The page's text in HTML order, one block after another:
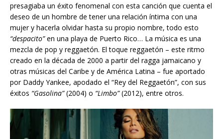
presagiaba un éxito fenomenal con esta canción que cuenta el
deseo de un hombre de tener una relación íntima con una
mujer y hacerla olvidar hasta su propio nombre, todo esto
“despacito”en una playa de Puerto Rico… La música es una
mezcla de pop y reggaetón. El toque reggaetón – este ritmo
creado en la década de 2000 a partir del ragga jamaicano y
otras músicas del Caribe y de América Latina – fue aportado
por Daddy Yankee, apodado el “Rey del Reggaetón”, con sus
éxitos “Gasolina”(2004) o “Limbo”(2012), entre otros.